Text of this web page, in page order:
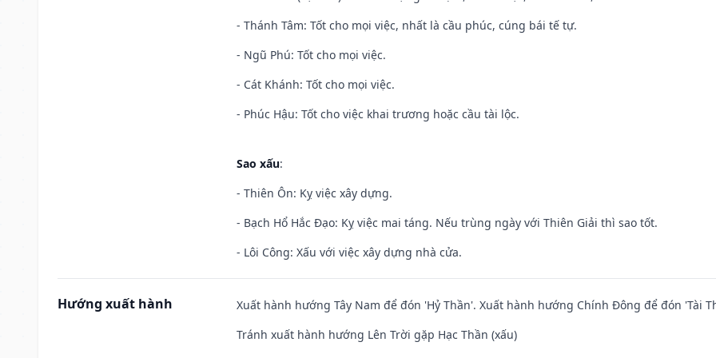
- Thánh Tâm: Tốt cho mọi việc, nhất là cầu phúc, cúng bái tế tự.
- Ngũ Phú: Tốt cho mọi việc.
- Cát Khánh: Tốt cho mọi việc.
- Phúc Hậu: Tốt cho việc khai trương hoặc cầu tài lộc.
Sao xấu:
- Thiên Ôn: Kỵ việc xây dựng.
- Bạch Hổ Hắc Đạo: Kỵ việc mai táng. Nếu trùng ngày với Thiên Giải thì sao tốt.
- Lôi Công: Xấu với việc xây dựng nhà cửa.
Hướng xuất hành
Xuất hành hướng Tây Nam để đón 'Hỷ Thần'. Xuất hành hướng Chính Đông để đón 'Tài
Tránh xuất hành hướng Lên Trời gặp Hạc Thần (xấu)